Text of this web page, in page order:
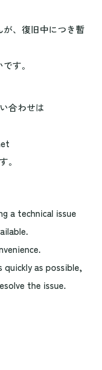
が、復旧中につき暫
す。
合わせは
。
a technical issue
as possible,
the issue.